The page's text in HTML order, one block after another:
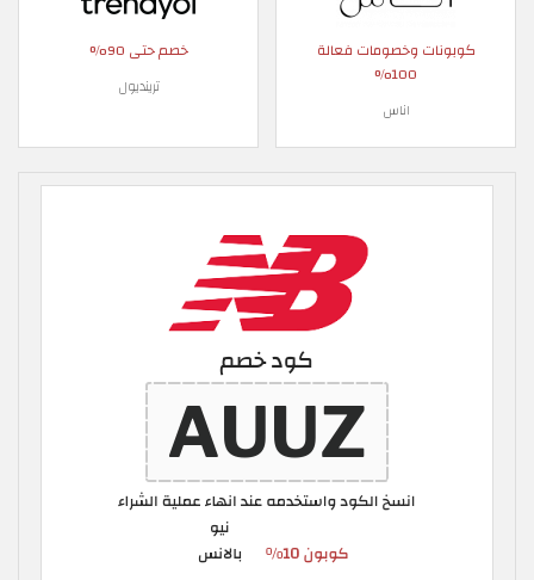
كوبونات وخصومات فعالة
100%
اناس
خصم حتى 90%
ترينديول